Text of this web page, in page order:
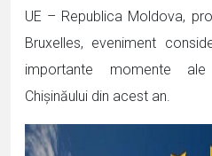
UE – Republica Moldova,
Bruxelles, eveniment
importante momente
Chișinăului din acest an.